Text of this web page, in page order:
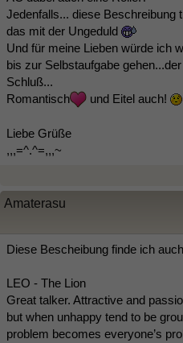
Jedenfalls... diese Beschreibung
das mit der Ungeduld
Und für meine Lieben würde ich
bis zur Selbstaufgabe
Schluß...
Romantisch
und Eitel auch!
Liebe Grüße
,,,=^.^=,,,~
Amaterasu
Diese Bescheibung finde ich
LEO - The Lion
Great talker. Attractive and
but when unhappy tend to be
problem becomes everyone’s